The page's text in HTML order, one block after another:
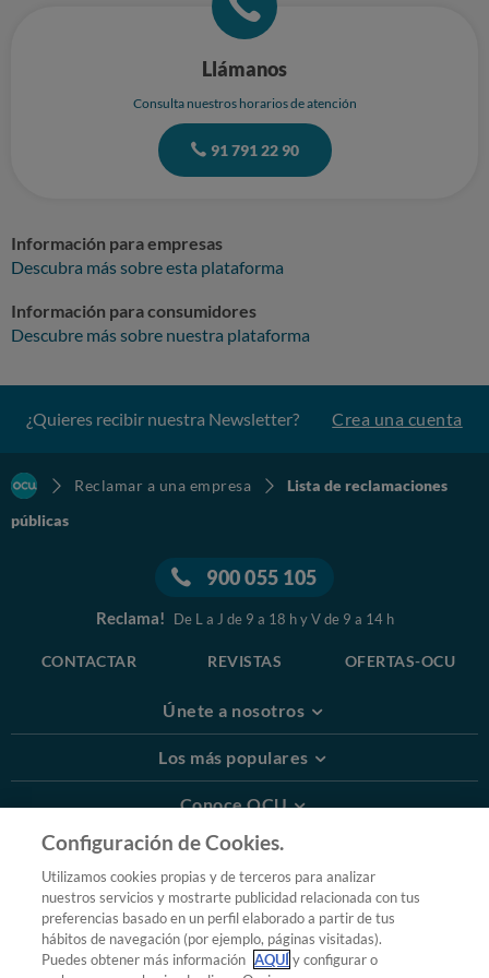
80,65(más 24% de impuestos) ya que fue incluido de manera
inapropiada sin que fuéramos informados y nunca lo solicitamos. Fue
Llámanos
Consulta nuestros horarios de atención
91 791 22 90
Información para empresas
Descubra más sobre esta plataforma
Información para consumidores
Descubre más sobre nuestra plataforma
¿Quieres recibir nuestra Newsletter? Crea una cuenta
Reclamar a una empresa
Lista de reclamaciones
públicas
900 055 105
Reclama! De L a J de 9 a 18 h y V de 9 a 14 h
CONTACTAR REVISTAS OFERTAS-OCU
Únete a nosotros
Los más populares
Conoce OCU
Más Información
© 2026 OCU
Condiciones generales de contratación de OCU
Política de privacidad
Configuración de Cookies.
Utilizamos cookies propias y de terceros para analizar
nuestros servicios y mostrarte publicidad relacionada con tus
preferencias basado en un perfil elaborado a partir de tus
hábitos de navegación (por ejemplo, páginas visitadas).
Puedes obtener más información AQUÍy configurar o